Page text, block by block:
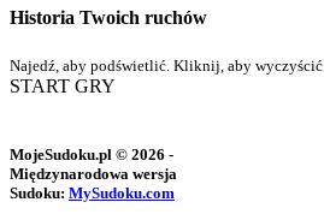
Historia Twoich ruchów
Najedź, aby podświetlić. Kliknij, aby wyczyścić.
START GRY
MojeSudoku.pl © 2026 -
Międzynarodowa wersja
Sudoku: MySudoku.com